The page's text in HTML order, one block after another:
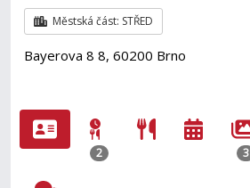
Městská část: STŘED
Bayerova 8 8, 60200 Brno
2 3